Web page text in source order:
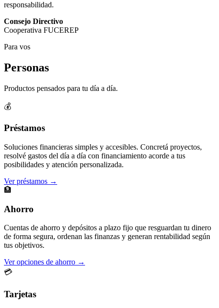
responsabilidad.
Consejo Directivo
Cooperativa FUCEREP
Para vos
Personas
Productos pensados para tu día a día.
💰
Préstamos
Soluciones financieras simples y accesibles. Concretá proyectos,
resolvé gastos del día a día con financiamiento acorde a tus
posibilidades y atención personalizada.
Ver préstamos →
🏦
Ahorro
Cuentas de ahorro y depósitos a plazo fijo que resguardan tu dinero
de forma segura, ordenan las finanzas y generan rentabilidad según
tus objetivos.
Ver opciones de ahorro →
💳
Tarjetas